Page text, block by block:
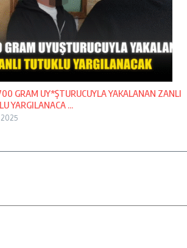
GRAM UY*ŞTURUCUYLA YAKALANAN ZANLI
YARGILANACA ...
2025